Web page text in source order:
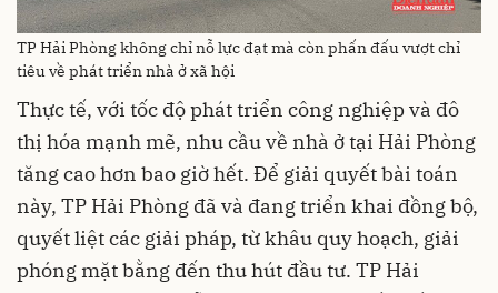
TP Hải Phòng không chỉ nỗ lực đạt mà còn phấn đấu vượt chỉ
tiêu về phát triển nhà ở xã hội
Thực tế, với tốc độ phát triển công nghiệp và đô
thị hóa mạnh mẽ, nhu cầu về nhà ở tại Hải Phòng
tăng cao hơn bao giờ hết. Để giải quyết bài toán
này, TP Hải Phòng đã và đang triển khai đồng bộ,
quyết liệt các giải pháp, từ khâu quy hoạch, giải
phóng mặt bằng đến thu hút đầu tư. TP Hải